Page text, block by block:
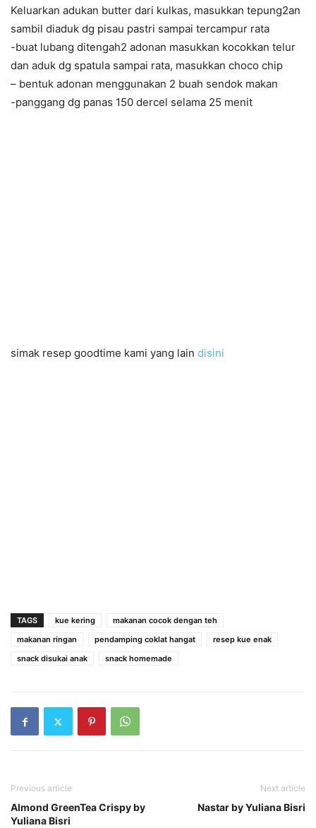
Keluarkan adukan butter dari kulkas, masukkan tepung2an
sambil diaduk dg pisau pastri sampai tercampur rata
-buat lubang ditengah2 adonan masukkan kocokkan telur
dan aduk dg spatula sampai rata, masukkan choco chip
– bentuk adonan menggunakan 2 buah sendok makan
-panggang dg panas 150 dercel selama 25 menit
simak resep goodtime kami yang lain disini
TAGS kue kering
makanan cocok dengan teh
makanan ringan
pendamping coklat hangat
resep kue enak
snack disukai anak
snack homemade
Previous article
Almond GreenTea Crispy by
Yuliana Bisri
Next article
Nastar by Yuliana Bisri